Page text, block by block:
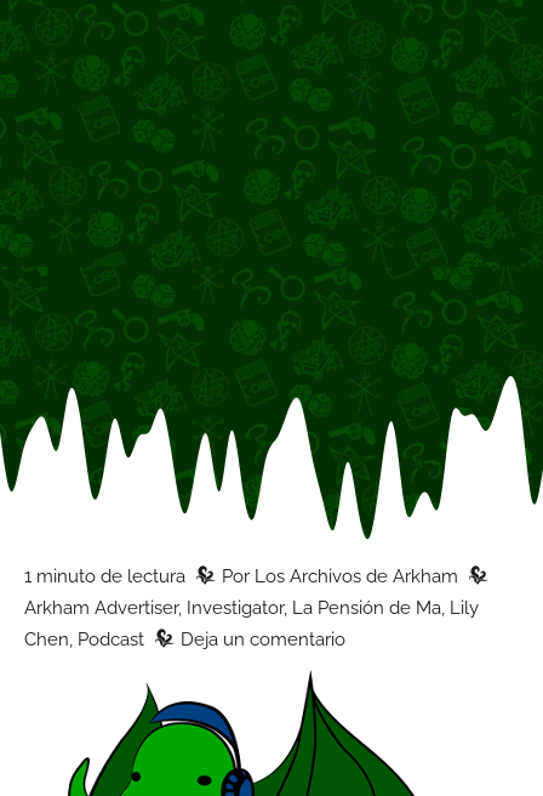
1 minuto de lectura z Por Los Archivos de Arkham z
Arkham Advertiser, Investigator, La Pensión de Ma Lily
Chen Podcast z Deja un comentario